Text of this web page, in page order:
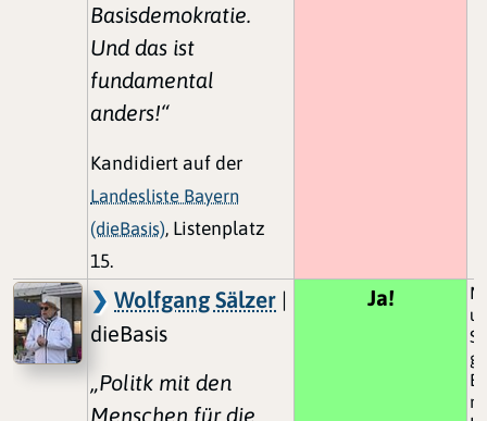
Basisdemokratie.
Und das ist
fundamental
anders!“
Kandidiert auf der
Landesliste Bayern
(dieBasis), Listenplatz
15.
Wolfgang Sälzer |
dieBasis
„Politk mit den
Menschen für die
Ja!